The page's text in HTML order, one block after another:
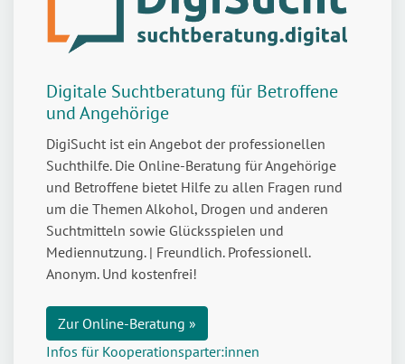
Digitale Suchtberatung für Betroffene
und Angehörige
DigiSucht ist ein Angebot der professionellen
Suchthilfe. Die Online-Beratung für Angehörige
und Betroffene bietet Hilfe zu allen Fragen rund
um die Themen Alkohol, Drogen und anderen
Suchtmitteln sowie Glücksspielen und
Mediennutzung. | Freundlich. Professionell.
Anonym. Und kostenfrei!
Zur Online-Beratung »
Infos für Kooperationsparter:innen